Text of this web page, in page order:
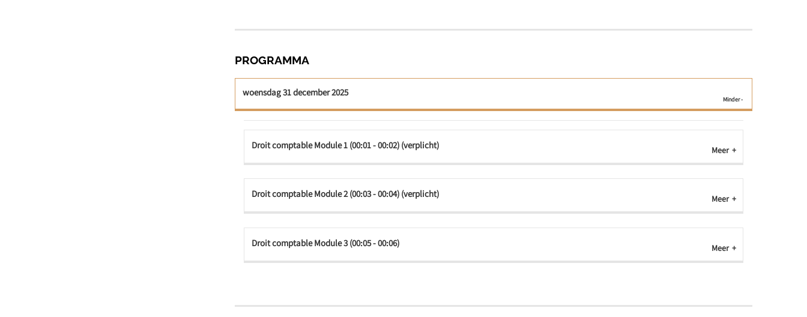
PROGRAMMA
woensdag 31 december 2025
Droit comptable Module 1 (00:01 - 00:02) (verplicht) Meer
Droit comptable Module 2 (00:03 - 00:04) (verplicht) Meer
Droit comptable Module 3 (00:05 - 00:06) Meer